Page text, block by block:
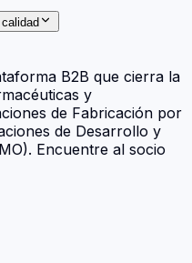
B2B que cierra la
y
de Fabricación por
de Desarrollo y
Encuentre al socio